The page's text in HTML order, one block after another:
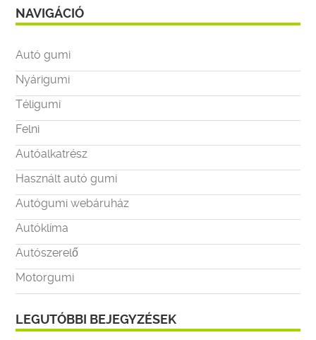
NAVIGÁCIÓ
Autó gumi
Nyárigumi
Téligumi
Felni
Autóalkatrész
Használt autó gumi
Autógumi webáruház
Autóklíma
Autószerelő
Motorgumi
LEGUTÓBBI BEJEGYZÉSEK